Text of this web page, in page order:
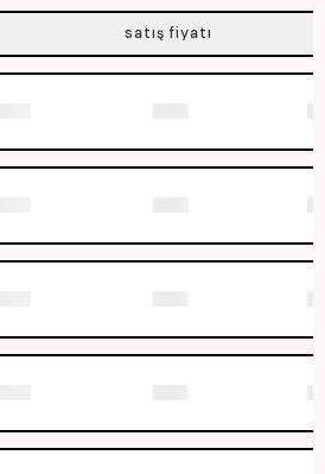
satış fiyatı